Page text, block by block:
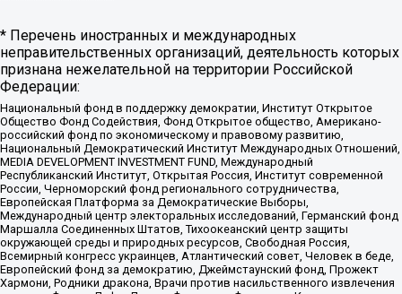
* Перечень иностранных и международных
неправительственных организаций, деятельность которых
признана нежелательной на территории Российской
Федерации:
Национальный фонд в поддержку демократии, Институт Открытое
Общество Фонд Содействия, Фонд Открытое общество, Американо-
российский фонд по экономическому и правовому развитию,
Национальный Демократический Институт Международных Отношений,
MEDIA DEVELOPMENT INVESTMENT FUND, Международный
Республиканский Институт, Открытая Россия, Институт современной
России, Черноморский фонд регионального сотрудничества,
Европейская Платформа за Демократические Выборы,
Международный центр электоральных исследований, Германский фонд
Маршалла Соединенных Штатов, Тихоокеанский центр защиты
окружающей среды и природных ресурсов, Свободная Россия,
Всемирный конгресс украинцев, Атлантический совет, Человек в беде,
Европейский фонд за демократию, Джеймстаунский фонд, Прожект
Хармони, Родники дракона, Врачи против насильственного извлечения